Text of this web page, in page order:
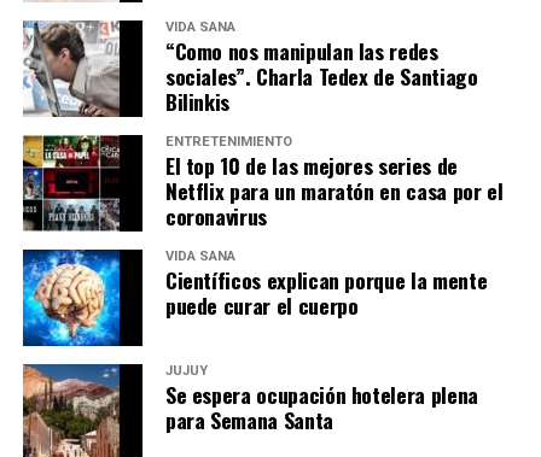
VIDA SANA
“Como nos manipulan las redes
sociales”. Charla Tedex de Santiago
Bilinkis
ENTRETENIMIENTO
El top 10 de las mejores series de
Netflix para un maratón en casa por el
coronavirus
VIDA SANA
Científicos explican porque la mente
puede curar el cuerpo
JUJUY
Se espera ocupación hotelera plena
para Semana Santa